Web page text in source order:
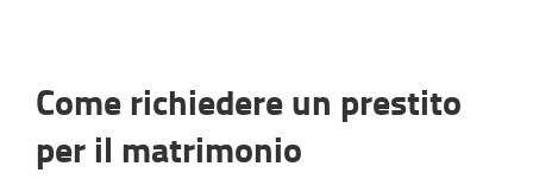
Come richiedere un prestito
per il matrimonio